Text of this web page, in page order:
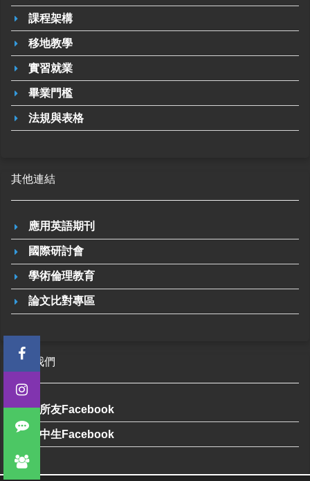
課程架構
移地教學
實習就業
畢業門檻
法規與表格
其他連結
應用英語期刊
國際研討會
學術倫理教育
論文比對專區
加入我們
系所友Facebook
高中生Facebook